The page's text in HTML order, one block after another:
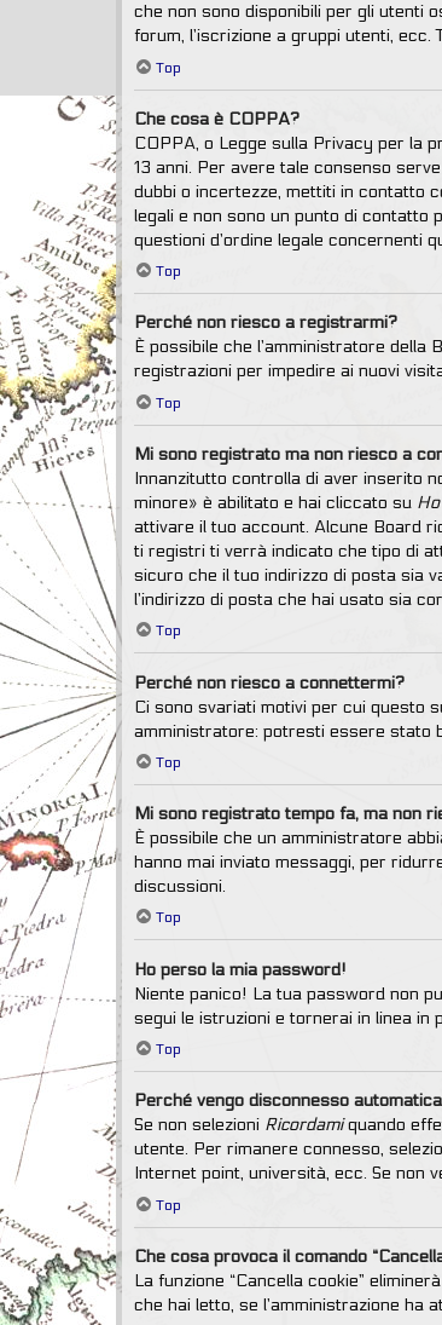
che non sono disponibili per gli utenti
forum, l’iscrizione a gruppi utenti,
Top
Che cosa è COPPA?
COPPA, o Legge sulla Privacy per la
13 anni. Per avere tale consenso
dubbi o incertezze, mettiti in contatto
legali e non sono un punto di contatto
questioni d’ordine legale concernenti
Top
Perché non riesco a registrarmi?
È possibile che l’amministratore
registrazioni per impedire ai nuovi
Top
Mi sono registrato ma non riesco a
Innanzitutto controlla di aver inserito
minore» è abilitato e hai cliccato su
attivare il tuo account. Alcune Board
ti registri ti verrà indicato che tipo di
sicuro che il tuo indirizzo di posta sia
l’indirizzo di posta che hai usato sia
Top
Perché non riesco a connettermi?
Ci sono svariati motivi per cui questo
amministratore: potresti essere stato
Top
Mi sono registrato tempo fa, ma non
È possibile che un amministratore
hanno mai inviato messaggi, per
discussioni.
Top
Ho perso la mia password!
Niente panico! La tua password non
segui le istruzioni e tornerai in linea in
Top
Perché vengo disconnesso
Se non selezioni Ricordamiquando
utente. Per rimanere connesso,
Internet point, università, ecc. Se non
Top
Che cosa provoca il comando
La funzione “Cancella cookie”
che hai letto, se l’amministrazione ha